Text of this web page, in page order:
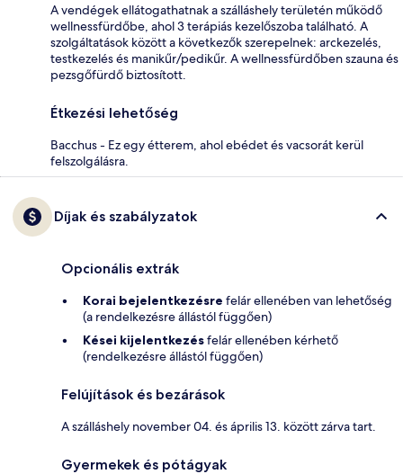
A vendégek ellátogathatnak a szálláshely területén működő
wellnessfürdőbe, ahol 3 terápiás kezelőszoba található. A
szolgáltatások között a következők szerepelnek: arckezelés,
testkezelés és manikűr/pedikűr. A wellnessfürdőben szauna és
pezsgőfürdő biztosított.
Étkezési lehetőség
Bacchus - Ez egy étterem, ahol ebédet és vacsorát kerül
felszolgálásra.
Díjak és szabályzatok
Opcionális extrák
Korai bejelentkezésre felár ellenében van lehetőség
(a rendelkezésre állástól függően)
Kései kijelentkezésfelár ellenében kérhető
(rendelkezésre állástól függően)
Felújítások és bezárások
A szálláshely november 04. és április 13. között zárva tart.
Gyermekek és pótágyak